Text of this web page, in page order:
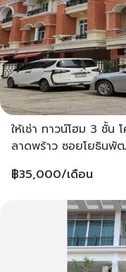
ให้เช่า ทาวน์โฮม 3 ชั้น
ลาดพร้าว ซอยโยธินพั
฿35,000/เดือน